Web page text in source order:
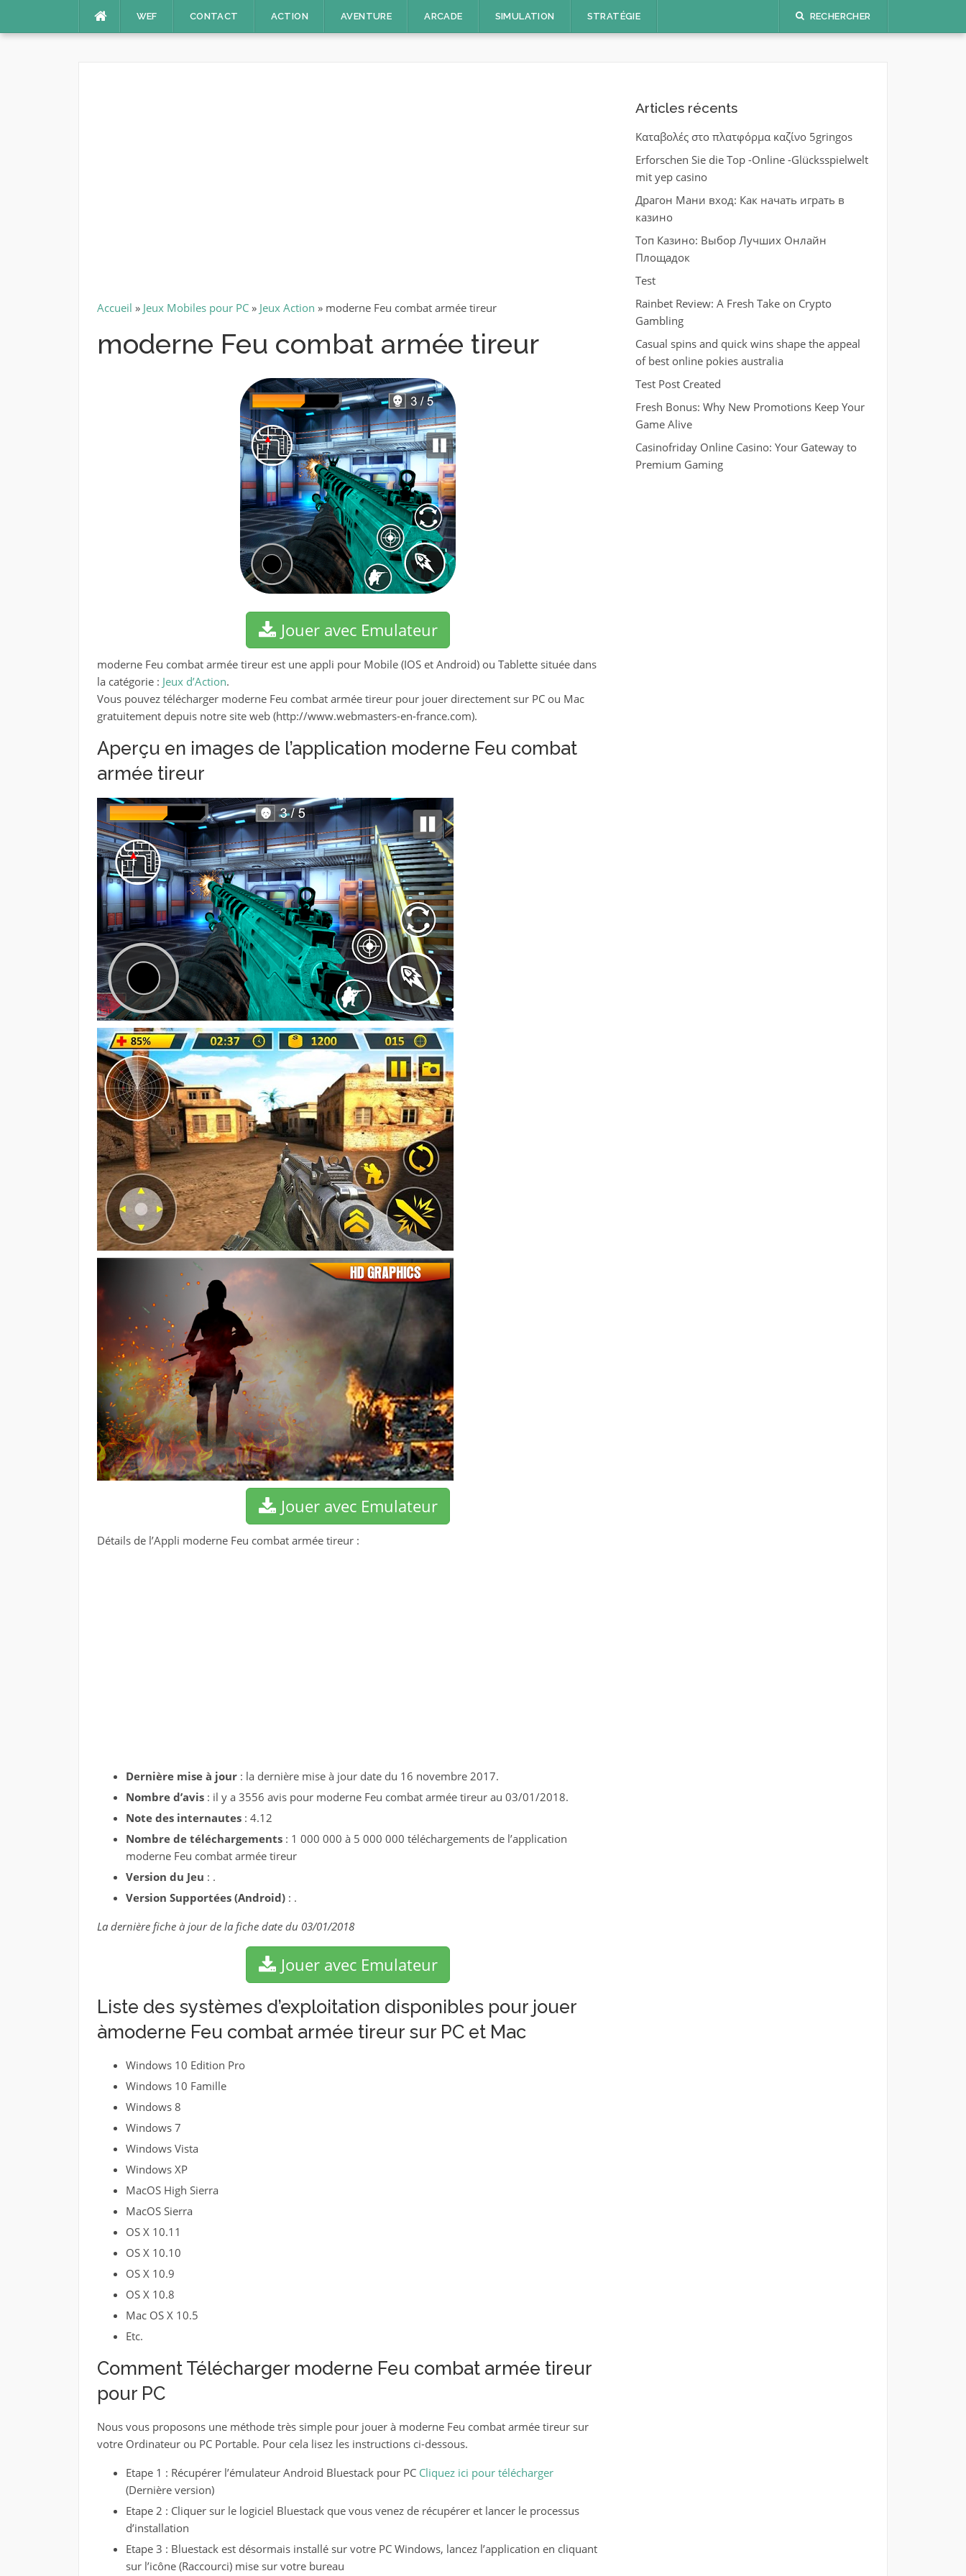
WEF CONTACT ACTION AVENTURE ARCADE SIMULATION STRATÉGIE RECHERCHER
Accueil » Jeux Mobiles pour PC» Jeux Action » moderne Feu combat armée tireur
moderne Feu combat armée tireur
Jouer avec Emulateur
moderne Feu combat armée tireur est une appli pour Mobile (IOS et Android) ou Tablette située dans
la catégorie : Jeux d’Action.
Vous pouvez télécharger moderne Feu combat armée tireur pour jouer directement sur PC ou Mac
gratuitement depuis notre site web (http://www.webmasters-en-france.com).
Aperçu en images de l’application moderne Feu combat
armée tireur
Jouer avec Emulateur
Détails de l’Appli moderne Feu combat armée tireur :
Dernière mise à jour: la dernière mise à jour date du 16 novembre 2017.
Nombre d’avis: il y a 3556 avis pour moderne Feu combat armée tireur au 03/01/2018.
Note des internautes: 4.12
Nombre de téléchargements : 1 000 000 à 5 000 000 téléchargements de l’application
moderne Feu combat armée tireur
Version du Jeu : .
Version Supportées (Android): .
La dernière fiche à jour de la fiche date du 03/01/2018
Jouer avec Emulateur
Liste des systèmes d’exploitation disponibles pour jouer
àmoderne Feu combat armée tireur sur PC et Mac
Windows 10 Edition Pro
Windows 10 Famille
Windows 8
Windows 7
Windows Vista
Windows XP
MacOS High Sierra
MacOS Sierra
OS X 10.11
OS X 10.10
OS X 10.9
OS X 10.8
Mac OS X 10.5
Etc.
Comment Télécharger moderne Feu combat armée tireur
pour PC
Nous vous proposons une méthode très simple pour jouer à moderne Feu combat armée tireur sur
votre Ordinateur ou PC Portable. Pour cela lisez les instructions ci-dessous.
Etape 1 : Récupérer l’émulateur Android Bluestack pour PC Cliquez ici pour télécharger
(Dernière version)
Etape 2 : Cliquer sur le logiciel Bluestack que vous venez de récupérer et lancer le processus
d’installation
Etape 3 : Bluestack est désormais installé sur votre PC Windows, lancez l’application en cliquant
sur l’icône (Raccourci) mise sur votre bureau
Articles récents
Καταβολές στο πλατφόρμα καζίνο 5gringos
Erforschen Sie die Top -Online -Glücksspielwelt
mit yep casino
Драгон Мани вход: Как начать играть в
казино
Топ Казино: Выбор Лучших Онлайн
Площадок
Test
Rainbet Review: A Fresh Take on Crypto
Gambling
Casual spins and quick wins shape the appeal
of best online pokies australia
Test Post Created
Fresh Bonus: Why New Promotions Keep Your
Game Alive
Casinofriday Online Casino: Your Gateway to
Premium Gaming